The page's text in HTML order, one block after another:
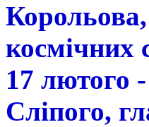
космічних
17 лютого
Сліпого,